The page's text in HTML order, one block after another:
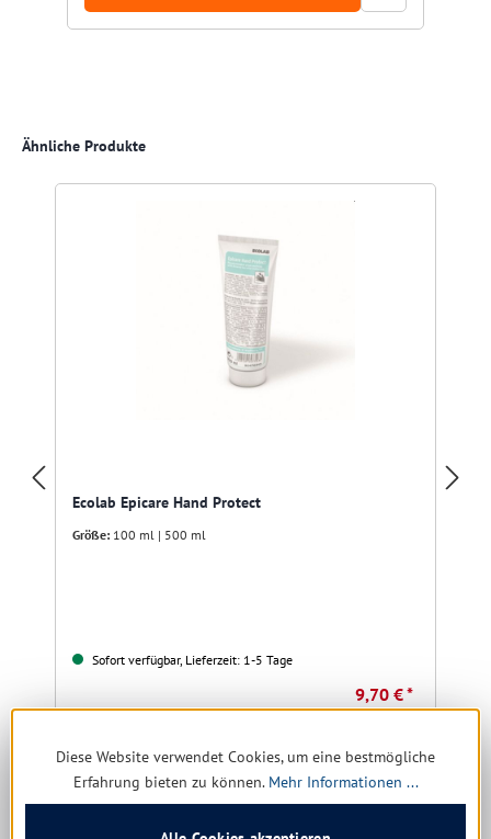
Produktgalerie überspringen
Ähnliche Produkte
Ecolab Epicare Hand Protect
Größe: 100 ml | 500 ml
Sofort verfügbar, Lieferzeit: 1-5 Tage
9,70 € *
12,63 €(23.2% gespart)
Details
Diese Website verwendet Cookies, um eine bestmögliche
Erfahrung bieten zu können. Mehr Informationen ...